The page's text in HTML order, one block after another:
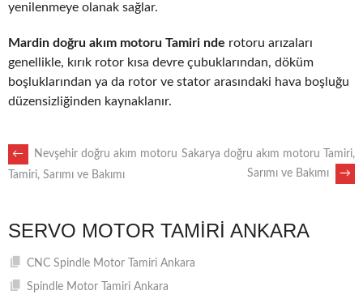
yenilenmeye olanak sağlar.
Mardin doğru akım motoru Tamiri nde rotoru arızaları
genellikle, kırık rotor kısa devre çubuklarından, döküm
boşluklarından ya da rotor ve stator arasındaki hava boşluğu
düzensizliğinden kaynaklanır.
POST
←
Nevşehir doğru akım motoru
Tamiri, Sarımı ve Bakımı
Sakarya doğru akım motoru Tamiri,
Sarımı ve Bakımı
→
SERVO MOTOR TAMIRI ANKARA
CNC Spindle Motor Tamiri Ankara
Spindle Motor Tamiri Ankara